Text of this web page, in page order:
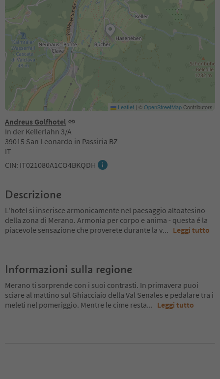
Andreus Golfhotel
In der Kellerlahn 3/A
39015 San Leonardo in Passiria BZ
IT
CIN: IT021080A1CO4BKQDH
Leaflet | ©OpenStreetMapContributors
Descrizione
L'hotel si inserisce armonicamente nel paesaggio altoatesino
della zona di Merano. Armonia per corpo e anima - questa é la
piacevole sensazione che proverete durante la v... Leggi tutto
Informazioni sulla regione
Merano ti sorprende con i suoi contrasti. In primavera puoi
sciare al mattino sul Ghiacciaio della Val Senales e pedalare tra i
meleti nel pomeriggio. Mentre le cime resta... Leggi tutto